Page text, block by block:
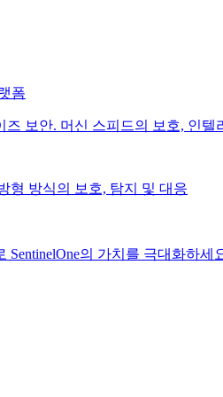
폼
즈 보안. 머신 스피드의 보호, 인텔
형 방식의 보호, 탐지 및 대응
SentinelOne의 가치를 극대화하세